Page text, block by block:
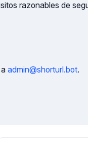
razonables de
admin@shorturl.bot.